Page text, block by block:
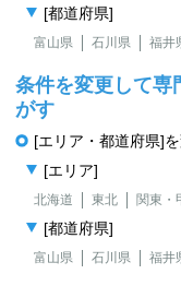
[都道府県]
富山県 石川県 福井
条件を変更して専
がす
[エリア・都道府県]
[エリア]
北海道 東北 関東・
[都道府県]
富山県 石川県 福井